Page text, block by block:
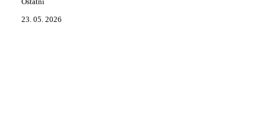
Ostatní
23. 05. 2026